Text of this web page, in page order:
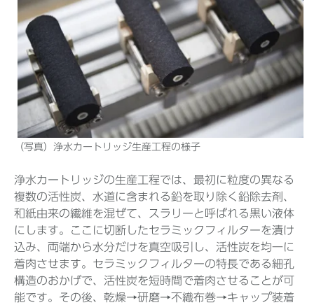
（写真）浄水カートリッジ生産工程の様子
浄水カートリッジの生産工程では、最初に粒度の異なる
複数の活性炭、水道に含まれる鉛を取り除く鉛除去剤、
和紙由来の繊維を混ぜて、スラリーと呼ばれる黒い液体
にします。ここに切断したセラミックフィルターを漬け
込み、両端から水分だけを真空吸引し、活性炭を均一に
着肉させます。セラミックフィルターの特長である細孔
構造のおかげで、活性炭を短時間で着肉させることが可
能です。その後、乾燥→研磨→不織布巻→キャップ装着